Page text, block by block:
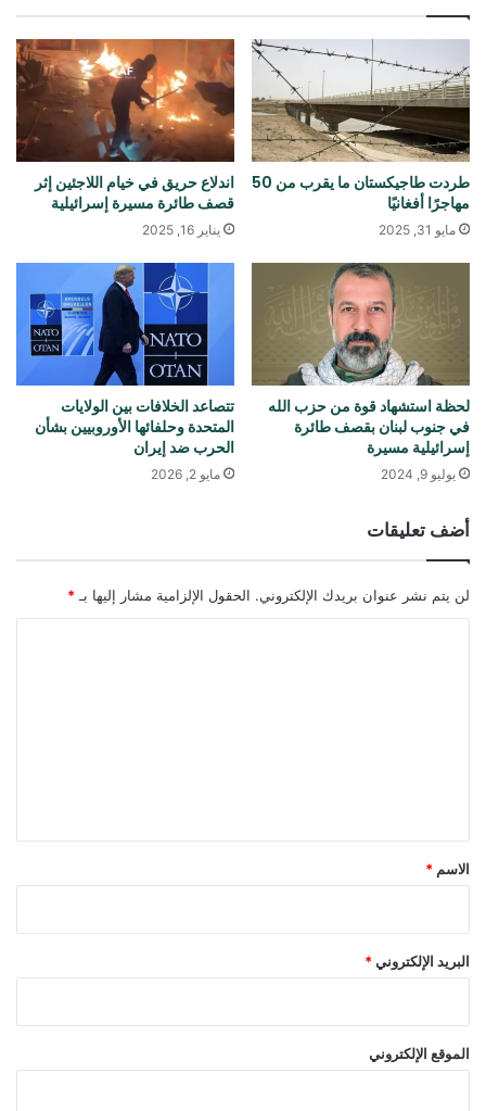
طردت طاجيكستان ما يقرب من 50
مهاجرًا أفغانيًا
مايو 31, 2025
اندلاع حريق في خيام اللاجئين إثر
قصف طائرة مسيرة إسرائيلية
يناير 16, 2025
لحظة استشهاد قوة من حزب الله
في جنوب لبنان بقصف طائرة
إسرائيلية مسيرة
يوليو 9, 2024
تتصاعد الخلافات بين الولايات
المتحدة وحلفائها الأوروبيين بشأن
الحرب ضد إيران
مايو 2, 2026
أضف تعليقات
لن يتم نشر عنوان بريدك الإلكتروني. الحقول الإلزامية مشار إليها بـ *
*
الاسم *
البريد الإلكتروني *
الموقع الإلكتروني